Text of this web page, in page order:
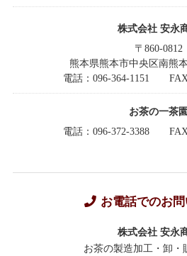
株式会社 安永
〒860-0812
熊本県熊本市中央区南熊
電話：096-364-1151
お茶の一茶園
電話：096-372-3388
お電話でのお
株式会社 安永
お茶の製造加工・卸・